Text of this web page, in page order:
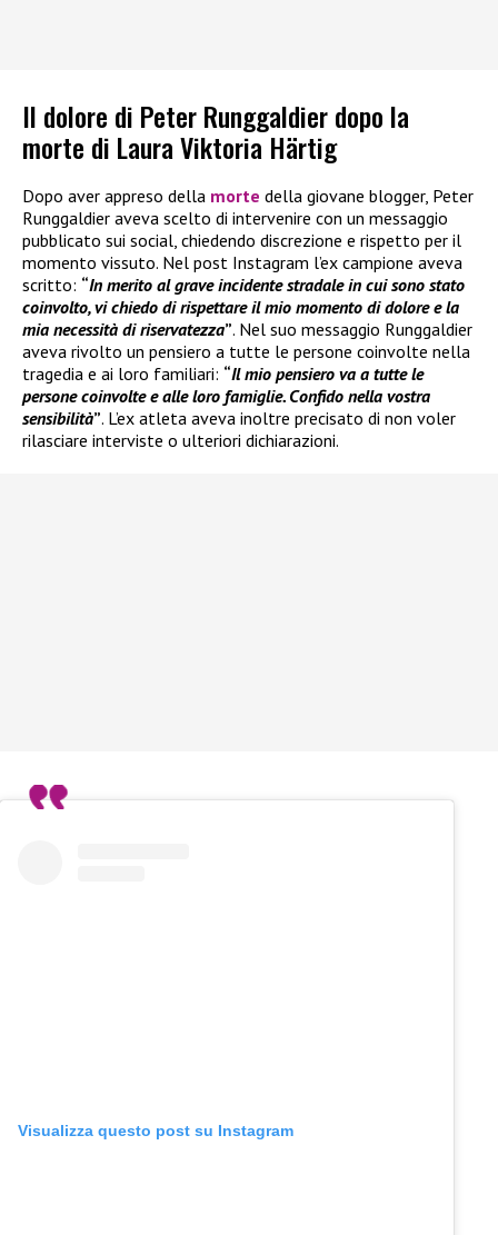
Il dolore di Peter Runggaldier dopo la
morte di Laura Viktoria Härtig
Dopo aver appreso della morte della giovane blogger, Peter
Runggaldier aveva scelto di intervenire con un messaggio
pubblicato sui social, chiedendo discrezione e rispetto per il
momento vissuto. Nel post Instagram l’ex campione aveva
scritto: “In merito al grave incidente stradale in cui sono stato
coinvolto, vi chiedo di rispettare il mio momento di dolore e la
mia necessità di riservatezza”. Nel suo messaggio Runggaldier
aveva rivolto un pensiero a tutte le persone coinvolte nella
tragedia e ai loro familiari: “Il mio pensiero va a tutte le
persone coinvolte e alle loro famiglie. Confido nella vostra
sensibilità”. L’ex atleta aveva inoltre precisato di non voler
rilasciare interviste o ulteriori dichiarazioni.
Visualizza questo post su Instagram